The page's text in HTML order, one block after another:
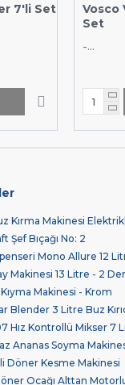
7'li Set
Vosco
Set
-...
Kırma Makinesi
Şef Bıçağı No: 2
Mono Allure 12
Makinesi 13 Litre - 2
Makinesi - Krom
Blender 3 Litre Buz
Hız Kontrollü Mikser 7
Ananas Soyma
Döner Kesme Makinesi
Ocağı Alttan